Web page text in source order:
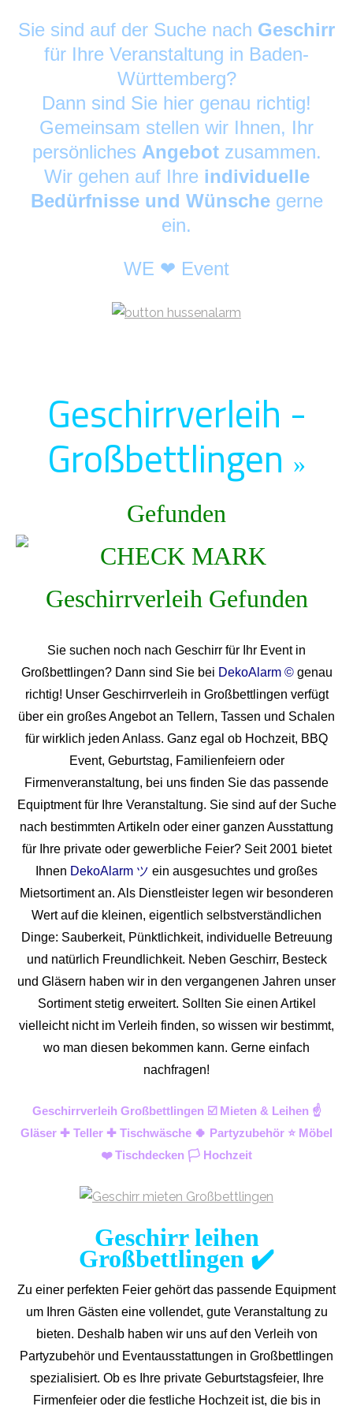
Sie sind auf der Suche nach Geschirr
für Ihre Veranstaltung in Baden-
Württemberg?
Dann sind Sie hier genau richtig!
Gemeinsam stellen wir Ihnen, Ihr
persönliches Angebot zusammen.
Wir gehen auf Ihre individuelle
Bedürfnisse und Wünschegerne
ein.
WE ❤ Event
Geschirrverleih -
Großbettlingen »
Gefunden
Sie suchen noch nach Geschirr für Ihr Event in
Großbettlingen? Dann sind Sie bei DekoAlarm ©genau
richtig! Unser Geschirrverleih in Großbettlingen verfügt
über ein großes Angebot an Tellern, Tassen und Schalen
für wirklich jeden Anlass. Ganz egal ob Hochzeit, BBQ
Event, Geburtstag, Familienfeiern oder
Firmenveranstaltung, bei uns finden Sie das passende
Equiptment für Ihre Veranstaltung. Sie sind auf der Suche
nach bestimmten Artikeln oder einer ganzen Ausstattung
für Ihre private oder gewerbliche Feier? Seit 2001 bietet
Ihnen DekoAlarm ツ ein ausgesuchtes und großes
Mietsortiment an. Als Dienstleister legen wir besonderen
Wert auf die kleinen, eigentlich selbstverständlichen
Dinge: Sauberkeit, Pünktlichkeit, individuelle Betreuung
und natürlich Freundlichkeit. Neben Geschirr, Besteck
und Gläsern haben wir in den vergangenen Jahren unser
Sortiment stetig erweitert. Sollten Sie einen Artikel
vielleicht nicht im Verleih finden, so wissen wir bestimmt,
wo man diesen bekommen kann. Gerne einfach
nachfragen!
Geschirrverleih Großbettlingen ☑️ Mieten & Leihen ☝️
Gläser ✚ Teller ✚ Tischwäsche 🍀 Partyzubehör ⭐ Möbel
❤️ Tischdecken 🏳️ Hochzeit
Geschirr leihen
Großbettlingen ✔️
Zu einer perfekten Feier gehört das passende Equipment
um Ihren Gästen eine vollendet, gute Veranstaltung zu
bieten. Deshalb haben wir uns auf den Verleih von
Partyzubehör und Eventausstattungen in Großbettlingen
spezialisiert. Ob es Ihre private Geburtstagsfeier, Ihre
Firmenfeier oder die festliche Hochzeit ist, die bis in